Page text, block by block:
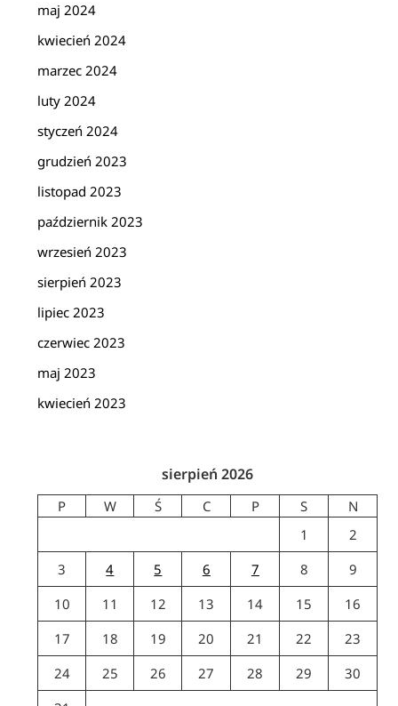
maj 2024
kwiecień 2024
marzec 2024
luty 2024
styczeń 2024
grudzień 2023
listopad 2023
październik 2023
wrzesień 2023
sierpień 2023
lipiec 2023
czerwiec 2023
maj 2023
kwiecień 2023
sierpień 2026
P W Ś C P S
N
1
2
3
4 5 6 7 8
9
10
11 12 13 14 15
16
17
18 19 20 21 22
23
24
25 26 27 28 29
30